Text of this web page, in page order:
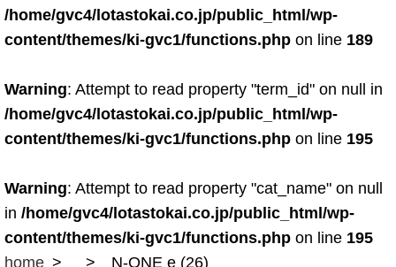
点検・整備
ロードサービス
レンタカー
/home/gvc4/lotastokai.co.jp/public_html/wp-
content/themes/ki-gvc1/functions.php on line 189
Warning: Attempt to read property "term_id" on null in
/home/gvc4/lotastokai.co.jp/public_html/wp-
content/themes/ki-gvc1/functions.php on line 195
Warning: Attempt to read property "cat_name" on null
in /home/gvc4/lotastokai.co.jp/public_html/wp-
content/themes/ki-gvc1/functions.php on line 195
home
N-ONE e (26)